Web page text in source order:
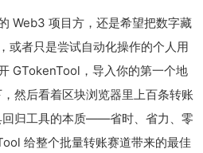
Web3 项目方，还是希望把数字藏
或者只是尝试自动化操作的个人用
GTokenTool，导入你的第一个地
然后看着区块浏览器里上百条转账
回归工具的本质——省时、省力、零
给整个批量转账赛道带来的最佳